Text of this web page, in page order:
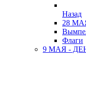
Назад
28
Флаги
9 МАЯ -